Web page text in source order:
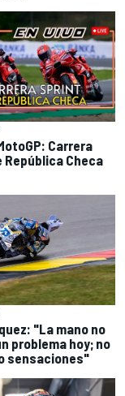
Carrera
República Checa
"La mano no
problema hoy; no
sensaciones"